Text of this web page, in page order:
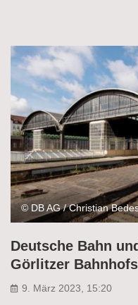
© DB AG / Christian
Deutsche Bahn
Görlitzer
9. März 2023, 15:20